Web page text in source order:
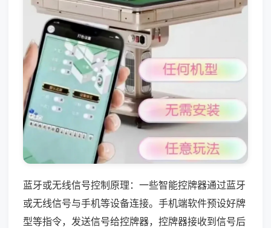
蓝牙或无线信号控制原理：一些智能控牌器通过蓝牙
或无线信号与手机等设备连接。手机端软件预设好牌
型等指令，发送信号给控牌器，控牌器接收到信号后